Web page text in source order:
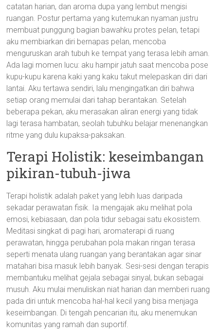
catatan harian, dan aroma dupa yang lembut mengisi
ruangan. Postur pertama yang kutemukan nyaman justru
membuat punggung bagian bawahku protes pelan, tetapi
aku membiarkan diri bernapas pelan, mencoba
menguruskan arah tubuh ke tempat yang terasa lebih aman.
Ada lagi momen lucu: aku hampir jatuh saat mencoba pose
kupu-kupu karena kaki yang kaku takut melepaskan diri dari
lantai. Aku tertawa sendiri, lalu mengingatkan diri bahwa
setiap orang memulai dari tahap berantakan. Setelah
beberapa pekan, aku merasakan aliran energi yang tidak
lagi terasa hambatan, seolah tubuhku belajar menenangkan
ritme yang dulu kupaksa-paksakan.
Terapi Holistik: keseimbangan
pikiran-tubuh-jiwa
Terapi holistik adalah paket yang lebih luas daripada
sekadar perawatan fisik. Ia mengajak aku melihat pola
emosi, kebiasaan, dan pola tidur sebagai satu ekosistem.
Meditasi singkat di pagi hari, aromaterapi di ruang
perawatan, hingga perubahan pola makan ringan terasa
seperti menata ulang ruangan yang berantakan agar sinar
matahari bisa masuk lebih banyak. Sesi-sesi dengan terapis
membantuku melihat gejala sebagai sinyal, bukan sebagai
musuh. Aku mulai menuliskan niat harian dan memberi ruang
pada diri untuk mencoba hal-hal kecil yang bisa menjaga
keseimbangan. Di tengah pencarian itu, aku menemukan
komunitas yang ramah dan suportif.